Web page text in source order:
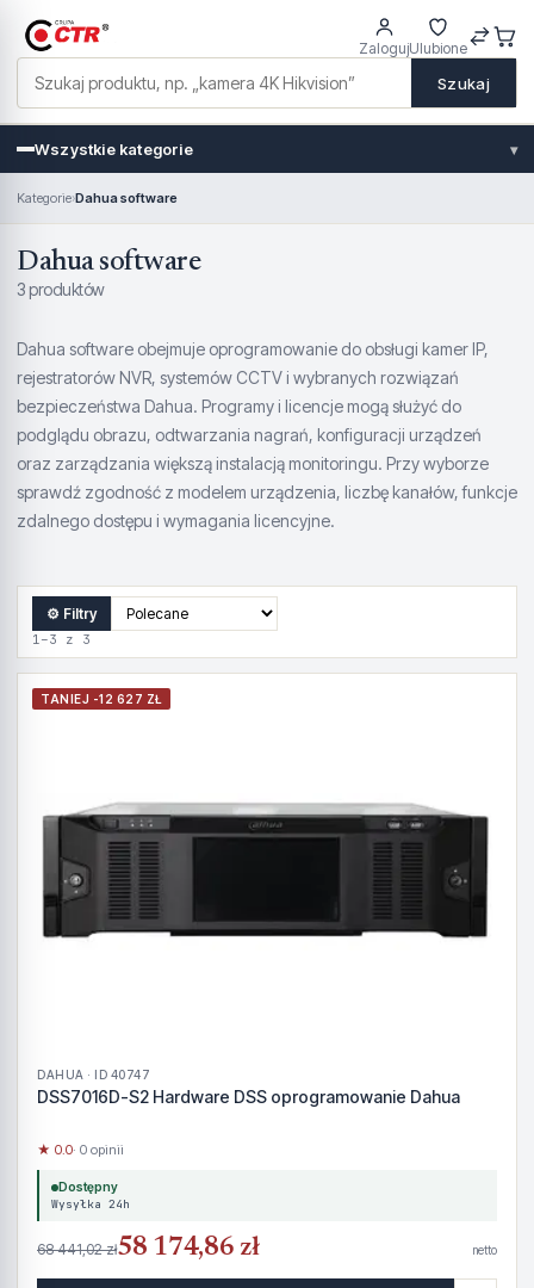
Szukaj
ZalogujUlubione
Wszystkie kategorie ▾
Kategorie›Dahua software
Dahua software
3 produktów
Dahua software obejmuje oprogramowanie do obsługi kamer IP,
rejestratorów NVR, systemów CCTV i wybranych rozwiązań
bezpieczeństwa Dahua. Programy i licencje mogą służyć do
podglądu obrazu, odtwarzania nagrań, konfiguracji urządzeń
oraz zarządzania większą instalacją monitoringu. Przy wyborze
sprawdź zgodność z modelem urządzenia, liczbę kanałów, funkcje
zdalnego dostępu i wymagania licencyjne.
⚙ Filtry
1–3 z 3
TANIEJ -12 627 ZŁ
DAHUA · ID 40747
DSS7016D-S2 Hardware DSS oprogramowanie Dahua
★ 0.0· 0 opinii
Dostępny
Wysyłka 24h
68 441,02 zł58 174,86 zł netto